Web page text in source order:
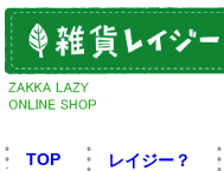
TOP レイジー？